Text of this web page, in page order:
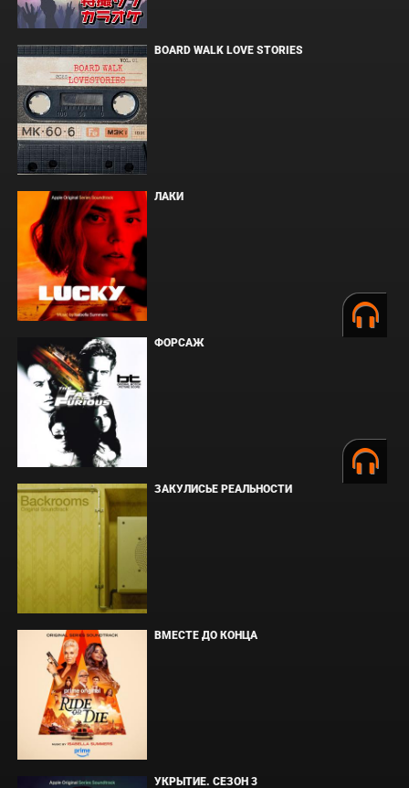
BOARD WALK LOVE STORIES
ЛАКИ
ФОРСАЖ
ЗАКУЛИСЬЕ РЕАЛЬНОСТИ
ВМЕСТЕ ДО КОНЦА
УКРЫТИЕ. СЕЗОН 3